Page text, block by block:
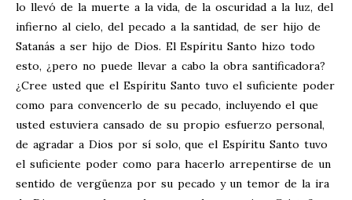
lo llevó de la muerte a la vida, de la oscuridad a la luz, del
infierno al cielo, del pecado a la santidad, de ser hijo de
Satanás a ser hijo de Dios. El Espíritu Santo hizo todo
esto, ¿pero no puede llevar a cabo la obra santificadora?
¿Cree usted que el Espíritu Santo tuvo el suficiente poder
como para convencerlo de su pecado, incluyendo el que
usted estuviera cansado de su propio esfuerzo personal,
de agradar a Dios por sí solo, que el Espíritu Santo tuvo
el suficiente poder como para hacerlo arrepentirse de un
sentido de vergüenza por su pecado y un temor de la ira